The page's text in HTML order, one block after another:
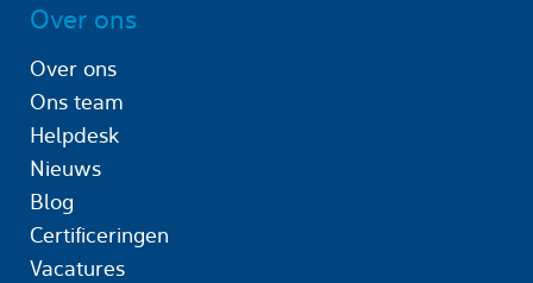
Over ons
Over ons
Ons team
Helpdesk
Nieuws
Blog
Certificeringen
Vacatures